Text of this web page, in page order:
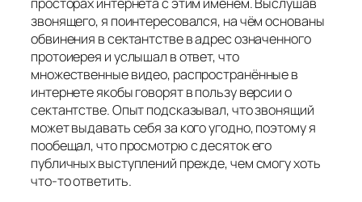
звонящего, я поинтересовался, на чём основаны
обвинения в сектантстве в адрес означенного
протоиерея и услышал в ответ, что
множественные видео, распространённые в
интернете якобы говорят в пользу версии о
сектантстве. Опыт подсказывал, что звонящий
может выдавать себя за кого угодно, поэтому я
пообещал, что просмотрю с десяток его
публичных выступлений прежде, чем смогу хоть
что-то ответить.